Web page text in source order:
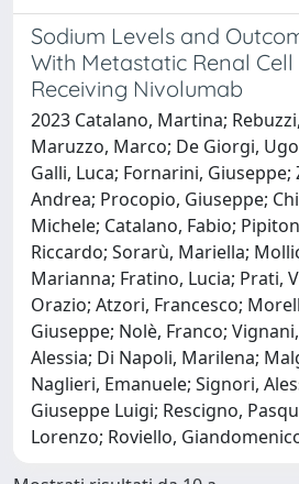
Sodium Levels and
With Metastatic Renal
Receiving Nivolumab
2023 Catalano, Martina;
Maruzzo, Marco; De Giorgi,
Galli, Luca; Fornarini, Giuseppe;
Andrea; Procopio, Giuseppe;
Michele; Catalano, Fabio;
Riccardo; Sorarù, Mariella;
Marianna; Fratino, Lucia; Prati,
Orazio; Atzori, Francesco;
Giuseppe; Nolè, Franco;
Alessia; Di Napoli, Marilena;
Naglieri, Emanuele; Signori,
Giuseppe Luigi; Rescigno,
Lorenzo; Roviello,